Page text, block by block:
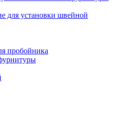
для установки швейной
пробойника